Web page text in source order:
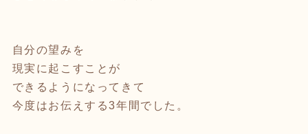
自分の望みを
現実に起こすことが
できるようになってきて
今度はお伝えする3年間でした。